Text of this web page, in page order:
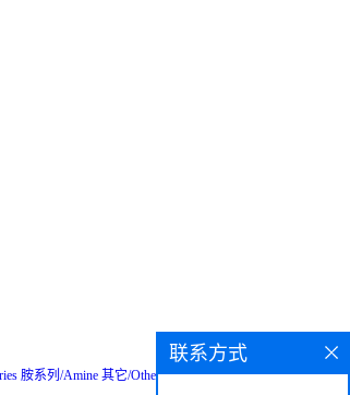
胺系列/Amine 其它/Others 粗品/Crude 钙钛矿材
联系方式